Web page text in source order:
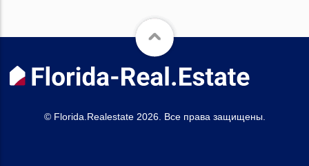
© Florida.Realestate 2026. Все права защищены.